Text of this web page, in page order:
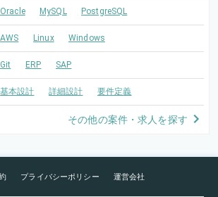
Oracle MySQL PostgreSQL
AWS Linux Windows
Git ERP SAP
基本設計 詳細設計 要件定義
その他の案件・求人を探す
プライバシーポリシー 運営会社